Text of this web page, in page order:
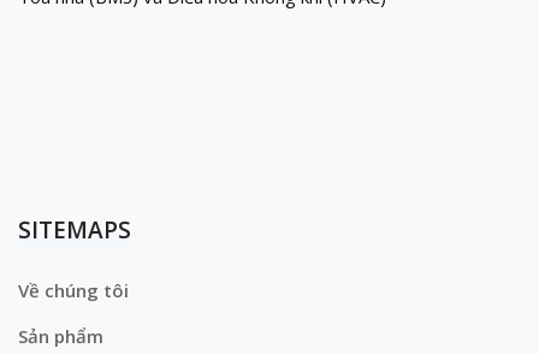
SITEMAPS
Về chúng tôi
Sản phẩm